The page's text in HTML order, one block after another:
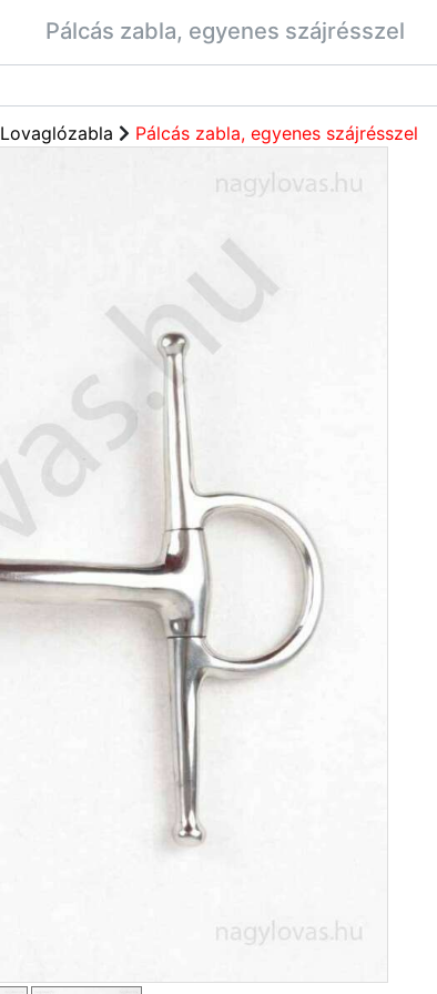
Pálcás zabla, egyenes szájrésszel
Lovaglózabla Pálcás zabla, egyenes szájrésszel